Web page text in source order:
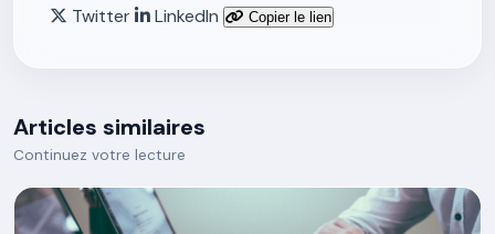
Twitter LinkedIn Copier le lien
Articles similaires
Continuez votre lecture